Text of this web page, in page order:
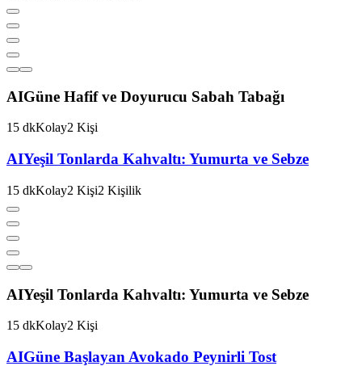
AIGüne Hafif ve Doyurucu Sabah Tabağı
15 dkKolay2 Kişi
AIYeşil Tonlarda Kahvaltı: Yumurta ve Sebze
15 dkKolay2 Kişi2 Kişilik
AIYeşil Tonlarda Kahvaltı: Yumurta ve Sebze
15 dkKolay2 Kişi
AIGüne Başlayan Avokado Peynirli Tost